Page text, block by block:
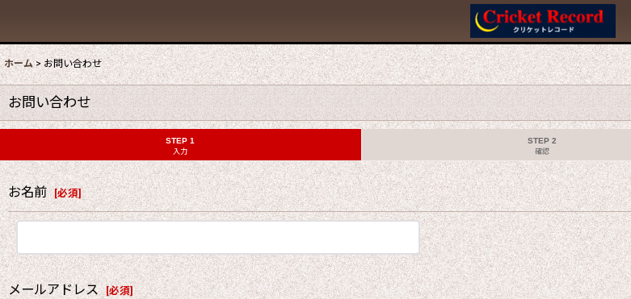
ホーム > お問い合わせ
お問い合わせ
STEP 1
入力
STEP 2
確認
お名前 [必須]
メールアドレス [必須]